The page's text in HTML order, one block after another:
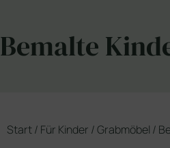
Bemalte
Start/ Für Kinder /Grabmöbel /